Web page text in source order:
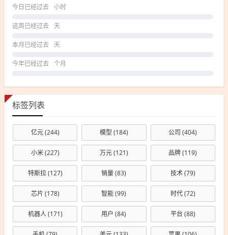
今日已经过去 小时
这周已经过去 天
本月已经过去 天
今年已经过去 个月
标签列表
亿元(244) 模型 (184) 公司 (404)
小米(227) 万元(121) 品牌(119)
特斯拉(127) 销量(83) 技术(79)
芯片 (178) 智能(99) 时代(72)
机器人(171) 用户 (84) 平台 (88)